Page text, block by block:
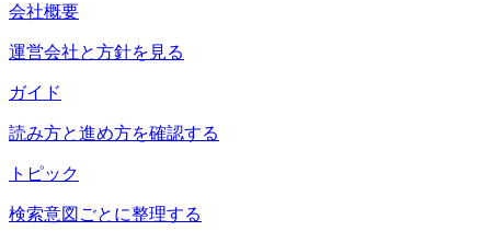
会社概要
運営会社と方針を見る
ガイド
読み方と進め方を確認する
トピック
検索意図ごとに整理する